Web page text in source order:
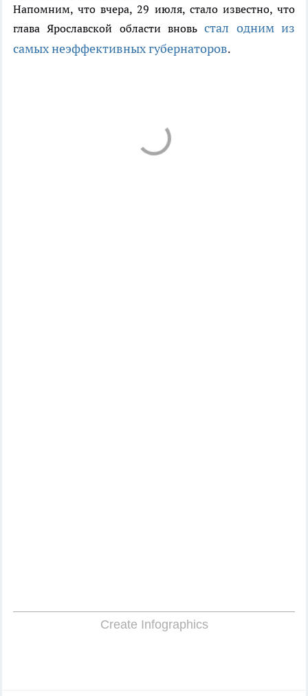
Напомним, что вчера, 29 июля, стало известно, что
глава Ярославской области вновьстал одним из
самых неэффективных губернаторов.
Create Infographics